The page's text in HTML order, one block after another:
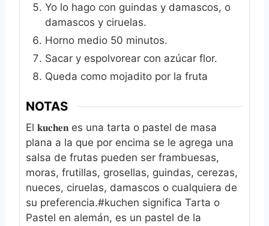
Yo lo hago con guindas y damascos, o
damascos y ciruelas.
Horno medio 50 minutos.
Sacar y espolvorear con azúcar flor.
Queda como mojadito por la fruta
NOTAS
El 𝐤𝐮𝐜𝐡𝐞𝐧 es una tarta o pastel de masa
plana a la que por encima se le agrega una
salsa de frutas pueden ser frambuesas,
moras, frutillas, grosellas, guindas, cerezas,
nueces, ciruelas, damascos o cualquiera de
su preferencia.#kuchen significa Tarta o
Pastel en alemán, es un pastel de la